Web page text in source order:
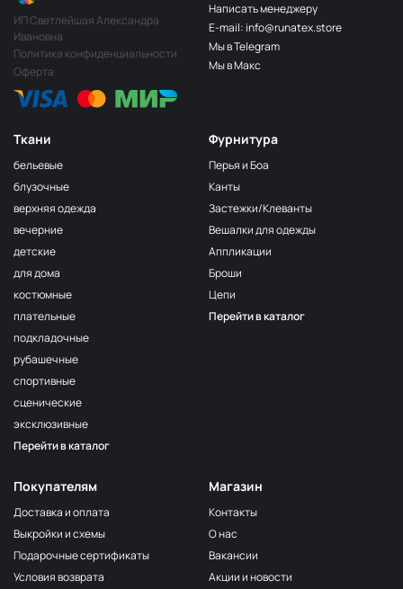
Ткани
бельевые
блузочные
верхняя одежда
вечерние
детские
для дома
костюмные
плательные
подкладочные
рубашечные
спортивные
сценические
эксклюзивные
Перейти в каталог
Фурнитура
Перья и Боа
Канты
Застежки/Клеванты
Вешалки для одежды
Аппликации
Броши
Цепи
Перейти в каталог
Покупателям
Доставка и оплата
Выкройки и схемы
Подарочные сертификаты
Условия возврата
Магазин
Контакты
О нас
Вакансии
Акции и новости
ИП Светлейшая Александра
Ивановна
Политика конфиденциальности
Оферта
Написать менеджеру
E-mail: info@runatex.store
Мы в Telegram
Мы в Макс